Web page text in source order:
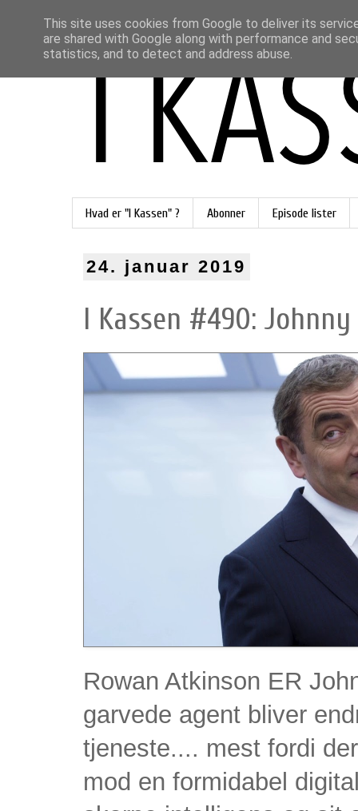
Hvad er "I Kassen" ? Abonner Episode lister
24. januar 2019
I Kassen #490:
Rowan Atkinson ER
garvede agent bliver
tjeneste.... mest fordi
mod en formidabel
This site uses cookies from Google to deliver its
are shared with Google along with performance and
statistics, and to detect and address abuse.